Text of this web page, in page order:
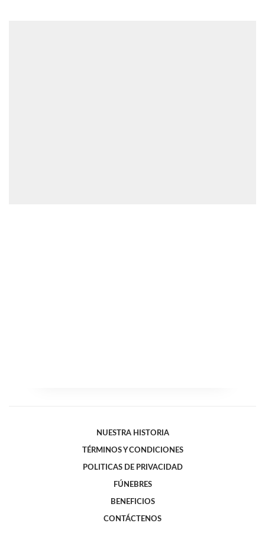
NUESTRA HISTORIA
TÉRMINOS Y CONDICIONES
POLITICAS DE PRIVACIDAD
FÚNEBRES
BENEFICIOS
CONTÁCTENOS